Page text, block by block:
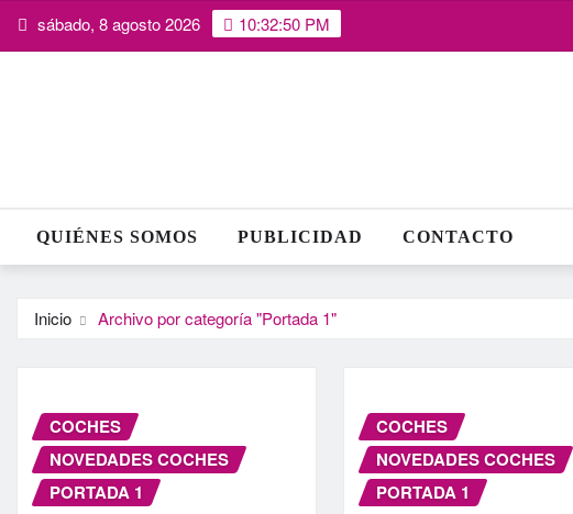
Saltar sábado, 8 agosto 2026 10:32:51 PM
QUIÉNES SOMOS PUBLICIDAD CONTACTO
Inicio Archivo por categoría "Portada 1"
COCHES
NOVEDADES COCHES
PORTADA 1
COCHES
NOVEDADES COCHES
PORTADA 1